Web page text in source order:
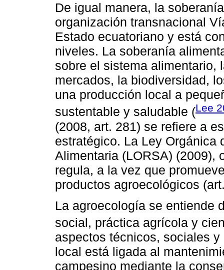
De igual manera, la
organización transnacional
Estado ecuatoriano y está
niveles. La soberanía
sobre el sistema alimentario,
mercados, la biodiversidad,
una producción local a
sustentable y saludable (Lee
(2008, art. 281) se refiere a
estratégico. La Ley Orgánica
Alimentaria (LORSA) (2009),
regula, a la vez que
productos agroecológicos
La agroecología se entiende
social, práctica agrícola y
aspectos técnicos, sociales
local está ligada al
campesino mediante la